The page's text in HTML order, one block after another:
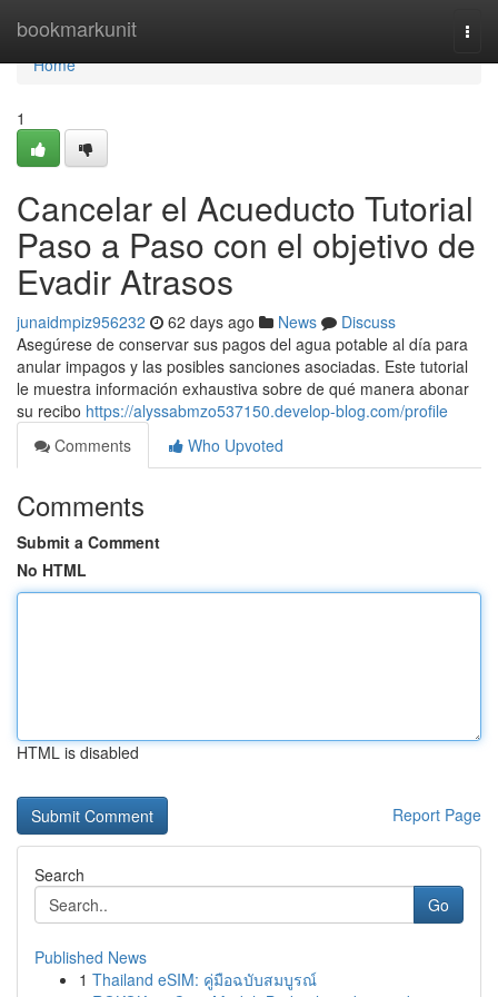
bookmarkunit
Home
Home
1
Cancelar el Acueducto Tutorial
Paso a Paso con el objetivo de
Evadir Atrasos
junaidmpiz956232 62 days ago News
Discuss
Asegúrese de conservar sus pagos del agua potable al día para
anular impagos y las posibles sanciones asociadas. Este tutorial
le muestra información exhaustiva sobre de qué manera abonar
su recibo https://alyssabmzo537150.develop-blog.com/profile
Comments
Who Upvoted
Comments
Submit a Comment
No HTML
HTML is disabled
Report Page
Search
Go
Published News
1 Thailand eSIM: คู่มือฉบับสมบูรณ์